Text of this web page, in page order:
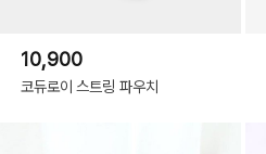
10,900
코듀로이 스트링 파우치